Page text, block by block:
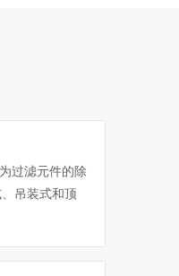
过滤元件的除
吊装式和顶